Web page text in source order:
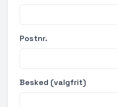
Postnr.
Besked (valgfrit)